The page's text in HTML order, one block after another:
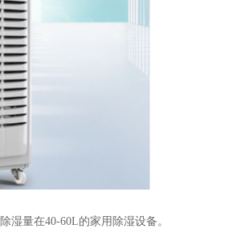
在40-60L的家用除湿设备。